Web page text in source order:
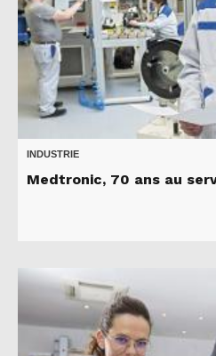
INDUSTRIE
Medtronic, 70 ans au